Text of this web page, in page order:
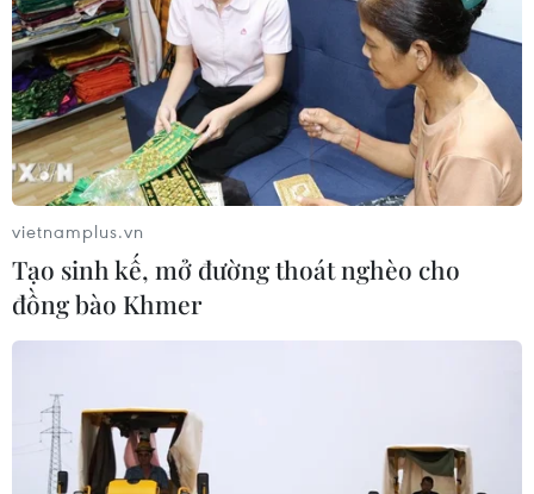
06/08/2026 02:38
Khai mạc Vòng loại môn Bóng rổ Đại
hội Thể thao sinh viên toàn quốc
năm 2026
Toàn cảnh ASEAN Cup: Thái
Lan "thắng như chẻ tre", thách thức
05/08/2026 07:15
Nhận định Philippines vs
vietnamplus.vn
Tạo sinh kế, mở đường thoát nghèo cho
đồng bào Khmer